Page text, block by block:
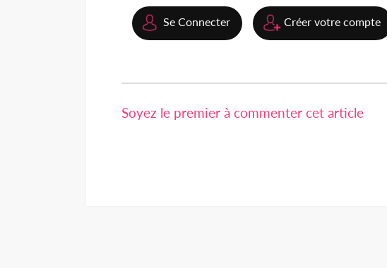
Se Connecter Créer votre compte
Soyez le premier à commenter cet article